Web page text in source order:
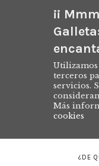
¡¡
Utilizamos
terceros
servicios.
Más
cookies
¿DE